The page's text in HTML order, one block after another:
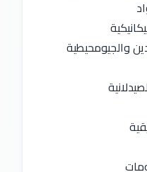
والجيومحيطية